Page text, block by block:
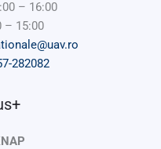
– 16:00
– 15:00
282082